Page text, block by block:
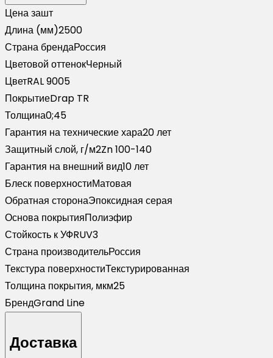
для
забора
жалюзи
Palermo
0,45
Drap
TR
RAL
9005
черный
(2,5м)
Цена зашт
Длина (мм)2500
Страна брендаРоссия
Цветовой оттенокЧерный
ЦветRAL 9005
ПокрытиеDrap TR
Толщина0;45
Гарантия на технические хара20 лет
Защитный слой, г/м2Zn 100-140
Гарантия на внешний вид10 лет
Блеск поверхностиМатовая
Обратная сторонаЭпоксидная серая
Основа покрытияПолиэфир
Стойкость к УФRUV3
Страна производительРоссия
Текстура поверхностиТекстурированная
Толщина покрытия, мкм25
БрендGrand Line
Доставка